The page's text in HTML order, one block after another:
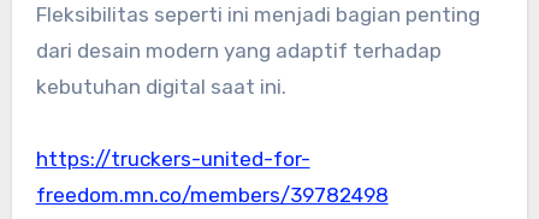
Fleksibilitas seperti ini menjadi bagian penting
dari desain modern yang adaptif terhadap
kebutuhan digital saat ini.
https://truckers-united-for-
freedom.mn.co/members/39782498